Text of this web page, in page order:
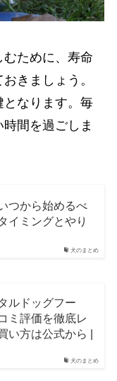
ために、寿命
きましょう。
なります。毎
間を過ごしま
犬のまとめ
つから始めるべ
イミングとやり
犬のまとめ
ルドッグフー
ミ評価を徹底レ
い方は公式から |